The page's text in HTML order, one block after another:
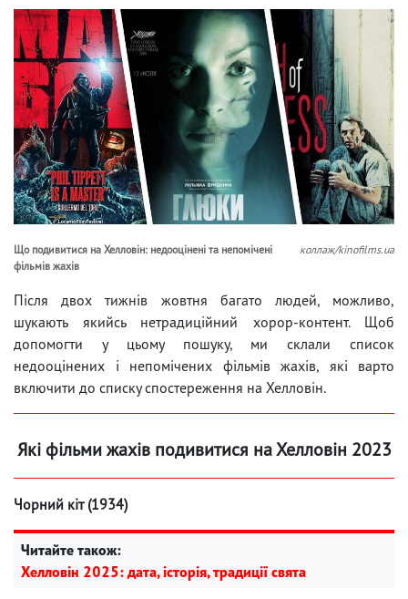
Що подивитися на Хелловін: недооцінені та непомічені
фільмів жахів
коллаж/kinofilms.ua
Після двох тижнів жовтня багато людей, можливо,
шукають якийсь нетрадиційний хорор-контент. Щоб
допомогти у цьому пошуку, ми склали список
недооцінених і непомічених фільмів жахів, які варто
включити до списку спостереження на Хелловін.
Які фільми жахів подивитися на Хелловін 2023
Чорний кіт (1934)
Читайте також:
Хелловін 2025: дата, історія, традиції свята